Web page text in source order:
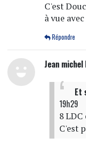
C'est
à vue
Répondre
Jean michel
Et
19h29
8
C'est